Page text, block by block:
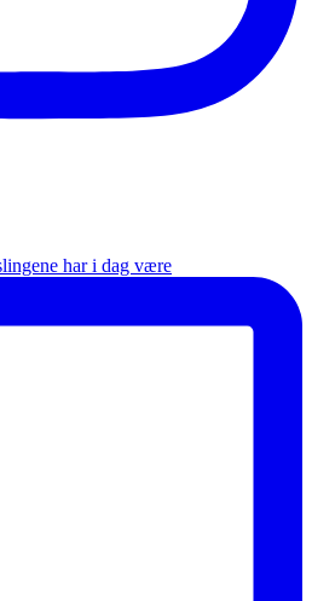
har i dag være